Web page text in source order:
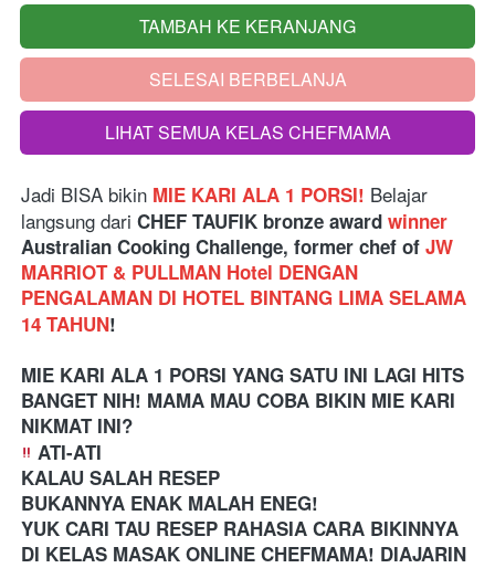
`
TAMBAH KE KERANJANG
`SELESAI BERBELANJA
`LIHAT SEMUA KELAS CHEFMAMA
Jadi BISA bikin MIE KARI ALA 1 PORSI! Belajar
langsung dari CHEF TAUFIK bronze award winner
Australian Cooking Challenge, former chef of JW
MARRIOT & PULLMAN Hotel DENGAN
PENGALAMAN DI HOTEL BINTANG LIMA SELAMA
14 TAHUN!
MIE KARI ALA 1 PORSI YANG SATU INI LAGI HITS
BANGET NIH! MAMA MAU COBA BIKIN MIE KARI
NIKMAT INI?
ATI-ATI
KALAU SALAH RESEP
BUKANNYA ENAK MALAH ENEG!
YUK CARI TAU RESEP RAHASIA CARA BIKINNYA
DI KELAS MASAK ONLINE CHEFMAMA! DIAJARIN